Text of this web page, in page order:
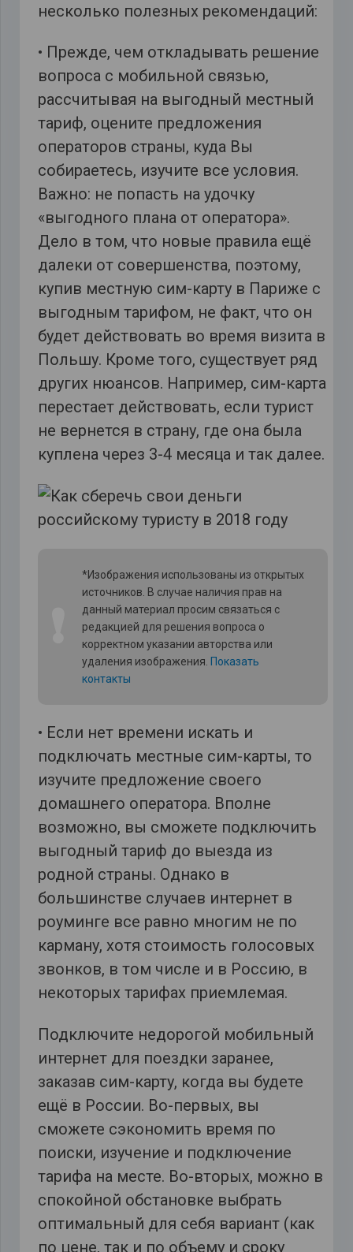
несколько полезных рекомендаций:
• Прежде, чем откладывать решение
вопроса с мобильной связью,
рассчитывая на выгодный местный
тариф, оцените предложения
операторов страны, куда Вы
собираетесь, изучите все условия.
Важно: не попасть на удочку
«выгодного плана от оператора».
Дело в том, что новые правила ещё
далеки от совершенства, поэтому,
купив местную сим-карту в Париже с
выгодным тарифом, не факт, что он
будет действовать во время визита в
Польшу. Кроме того, существует ряд
других нюансов. Например, сим-карта
перестает действовать, если турист
не вернется в страну, где она была
куплена через 3-4 месяца и так далее.
*Изображения использованы из открытых
источников. В случае наличия прав на
данный материал просим связаться с
редакцией для решения вопроса о
корректном указании авторства или
удаления изображения. Показать
контакты
• Если нет времени искать и
подключать местные сим-карты, то
изучите предложение своего
домашнего оператора. Вполне
возможно, вы сможете подключить
выгодный тариф до выезда из
родной страны. Однако в
большинстве случаев интернет в
роуминге все равно многим не по
карману, хотя стоимость голосовых
звонков, в том числе и в Россию, в
некоторых тарифах приемлемая.
Подключите недорогой мобильный
интернет для поездки заранее,
заказав сим-карту, когда вы будете
ещё в России. Во-первых, вы
сможете сэкономить время по
поиски, изучение и подключение
тарифа на месте. Во-вторых, можно в
спокойной обстановке выбрать
оптимальный для себя вариант (как
по цене, так и по объему и сроку